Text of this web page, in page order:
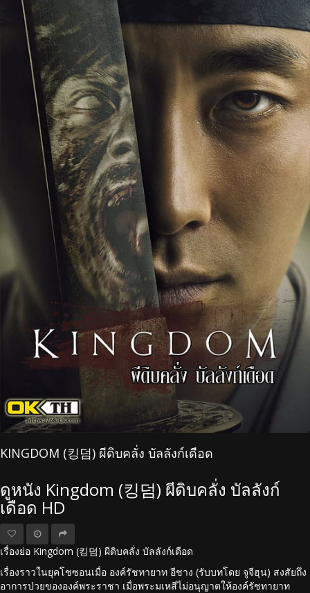
KINGDOM (킹덤) ผีดิบคลั่ง บัลลังก์เดือด
ดูหนัง Kingdom (킹덤) ผีดิบคลั่ง บัลลังก์
เดือด HD
เรื่องย่อ Kingdom (킹덤) ผีดิบคลั่ง บัลลังก์เดือด
เรื่องราวในยุคโชซอนเมื่อ องค์รัชทายาท อีชาง (รับบทโดย จูจีฮุน) สงสัยถึง
อาการป่วยขององค์พระราชา เมื่อพระมเหสีไม่อนุญาตให้องค์รัชทายาท